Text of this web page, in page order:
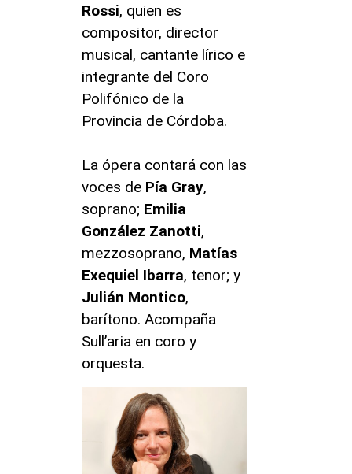
Rossi, quien es
compositor, director
musical, cantante lírico e
integrante del Coro
Polifónico de la
Provincia de Córdoba.
La ópera contará con las
voces de Pía Gray,
soprano; Emilia
González Zanotti,
mezzosoprano, Matías
Exequiel Ibarra, tenor; y
Julián Montico,
barítono. Acompaña
Sull’aria en coro y
orquesta.